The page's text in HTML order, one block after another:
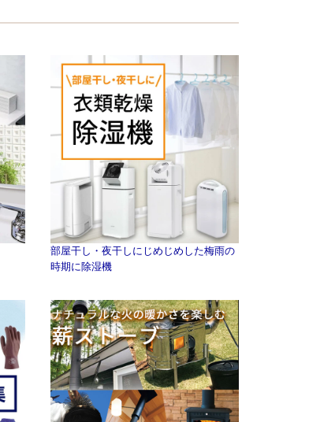
部屋干し・夜干しにじめじめした梅雨の
時期に除湿機